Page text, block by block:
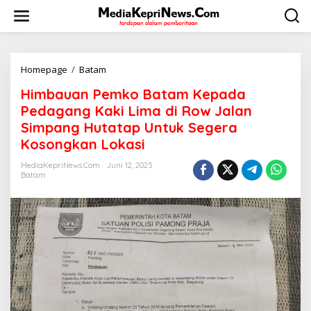
w
Homepage / Batam
m
b
a
u
a
P
k
o
B
a
t
a
m
e
Himbauan Pemko Batam Kepada
Pedagang Kaki Lima di Row Jalan
Simpang Hutatap Untuk Segera
Kosongkan Lokasi
MediaKepriNews.com
Juni 12, 2025
Batam